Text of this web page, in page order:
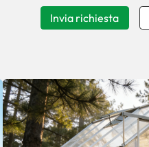
Invia richiesta